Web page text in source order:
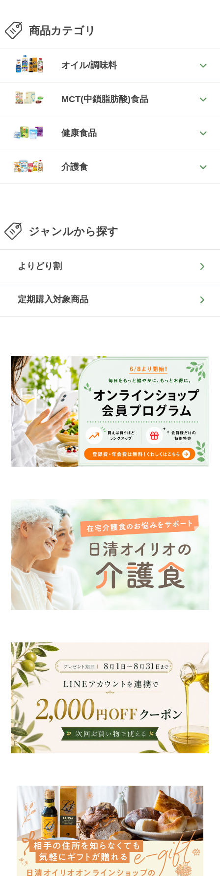
商品カテゴリ
オイル/調味料
MCT(中鎖脂肪酸)食品
健康食品
介護食
ジャンルから探す
よりどり割
定期購入対象商品